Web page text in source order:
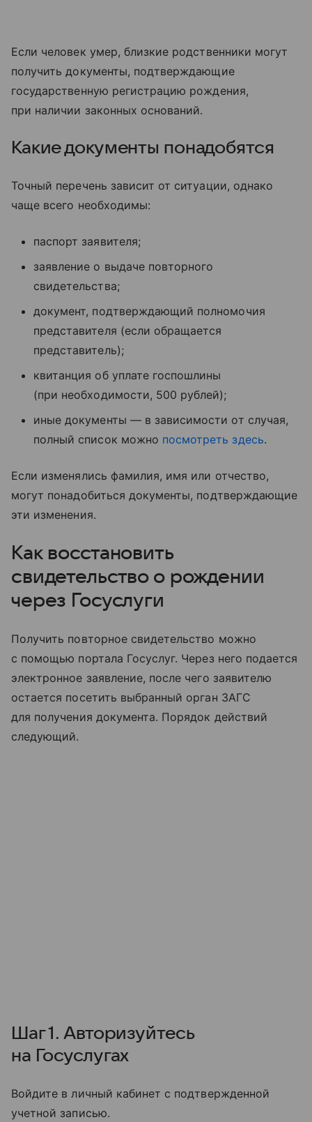
Если человек умер, близкие родственники могут
получить документы, подтверждающие
государственную регистрацию рождения,
при наличии законных оснований.
Какие документы понадобятся
Точный перечень зависит от ситуации, однако
чаще всего необходимы:
паспорт заявителя;
заявление о выдаче повторного
свидетельства;
документ, подтверждающий полномочия
представителя (если обращается
представитель);
квитанция об уплате госпошлины
(при необходимости, 500 рублей);
иные документы — в зависимости от случая,
полный список можно посмотреть здесь.
Если изменялись фамилия, имя или отчество,
могут понадобиться документы, подтверждающие
эти изменения.
Как восстановить
свидетельство о рождении
через Госуслуги
Получить повторное свидетельство можно
с помощью портала Госуслуг. Через него подается
электронное заявление, после чего заявителю
остается посетить выбранный орган ЗАГС
для получения документа. Порядок действий
следующий.
Шаг 1. Авторизуйтесь
на Госуслугах
Войдите в личный кабинет с подтвержденной
учетной записью.